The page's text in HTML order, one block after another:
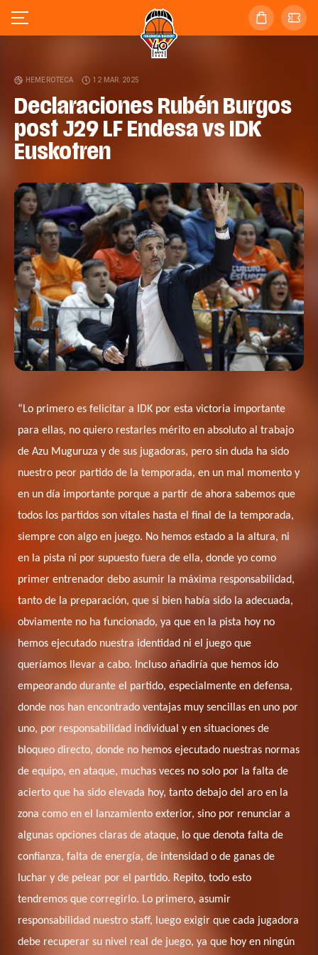
HEMEROTECA 12 MAR. 2025
Declaraciones Rubén Burgos
post J29 LF Endesa vs IDK
Euskotren
“Lo primero es felicitar a IDK por esta victoria importante
para ellas, no quiero restarles mérito en absoluto al trabajo
de Azu Muguruza y de sus jugadoras, pero sin duda ha sido
nuestro peor partido de la temporada, en un mal momento y
en un día importante porque a partir de ahora sabemos que
todos los partidos son vitales hasta el final de la temporada,
siempre con algo en juego. No hemos estado a la altura, ni
en la pista ni por supuesto fuera de ella, donde yo como
primer entrenador debo asumir la máxima responsabilidad,
tanto de la preparación, que si bien había sido la adecuada,
obviamente no ha funcionado, ya que en la pista hoy no
hemos ejecutado nuestra identidad ni el juego que
queríamos llevar a cabo. Incluso añadiría que hemos ido
empeorando durante el partido, especialmente en defensa,
donde nos han encontrado ventajas muy sencillas en uno por
uno, por responsabilidad individual y en situaciones de
bloqueo directo, donde no hemos ejecutado nuestras normas
de equipo, en ataque, muchas veces no solo por la falta de
acierto que ha sido elevada hoy, tanto debajo del aro en la
zona como en el lanzamiento exterior, sino por renunciar a
algunas opciones claras de ataque, lo que denota falta de
confianza, falta de energía, de intensidad o de ganas de
luchar y de pelear por el partido. Repito, todo esto
tendremos que corregirlo. Lo primero, asumir
responsabilidad nuestro staff, luego exigir que cada jugadora
debe recuperar su nivel real de juego, ya que hoy en ningún